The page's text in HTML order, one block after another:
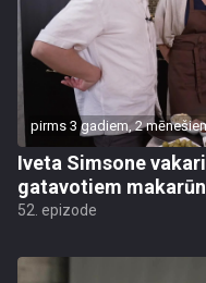
pirms 3 gadiem, 2
Iveta Simsone
gatavotiem
52. epizode